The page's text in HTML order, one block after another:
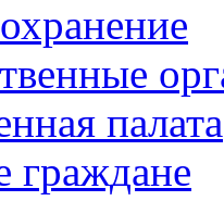
палата
граждане